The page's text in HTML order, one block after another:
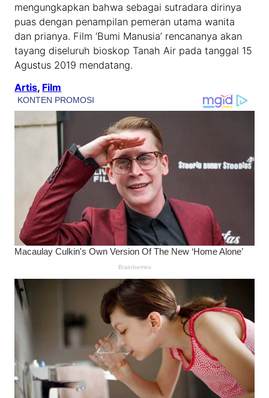
mengungkapkan bahwa sebagai sutradara dirinya
puas dengan penampilan pemeran utama wanita
dan prianya. Film ‘Bumi Manusia’ rencananya akan
tayang diseluruh bioskop Tanah Air pada tanggal 15
Agustus 2019 mendatang.
Artis, Film